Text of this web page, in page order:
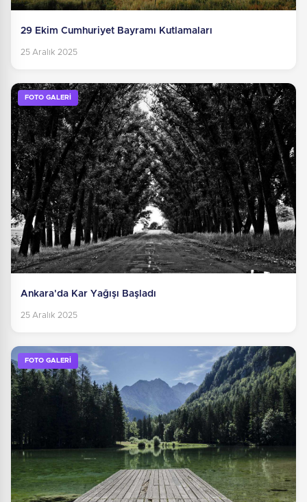
29 Ekim Cumhuriyet Bayramı Kutlamaları
25 Aralık 2025
FOTO GALERİ
Ankara'da Kar Yağışı Başladı
25 Aralık 2025
FOTO GALERİ